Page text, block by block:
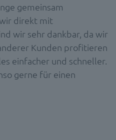
gemeinsam
direkt mit
wir sehr dankbar, da wir
Kunden profitieren
einfacher und schneller.
gerne für einen